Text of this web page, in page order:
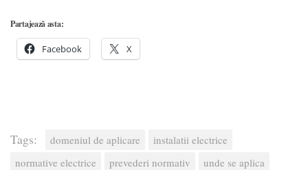
Partajează asta:
Facebook X
Tags: domeniul de aplicare
instalatii electrice
normative electrice
prevederi normativ unde se aplica